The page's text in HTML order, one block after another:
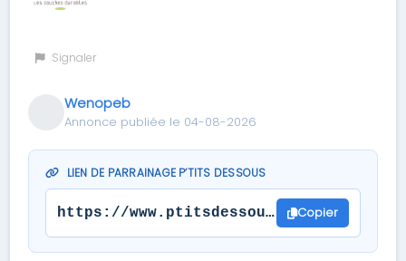
Signaler
Wenopeb
Annonce publiée le 04-08-2026
LIEN DE PARRAINAGE P’TITS DESSOUS
https://www.ptitsdessous.com/Copier